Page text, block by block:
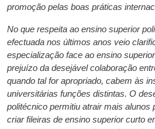
promoção pelas boas práticas
No que respeita ao ensino superior
efectuada nos últimos anos veio
especialização face ao ensino
prejuízo da desejável colaboração
quando tal for apropriado, cabem às
universitárias funções distintas. O
politécnico permitiu atrair mais alunos
criar fileiras de ensino superior curto